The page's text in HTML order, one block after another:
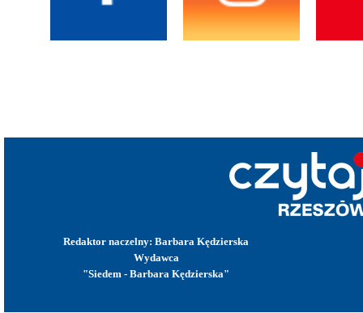
Redaktor naczelny: Barbara Kędzierska
Wydawca
"Siedem - Barbara Kędzierska"